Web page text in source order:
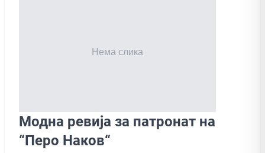
Модна ревија за патронат на
“Перо Наков“